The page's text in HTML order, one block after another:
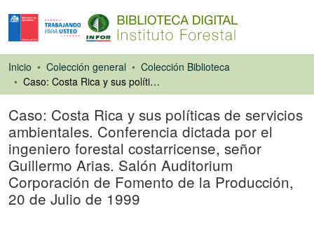
Inicio Colección general
Colección Biblioteca
Caso: Costa Rica y sus políticas de servicios ambientales. Conferencia dictada por el ingeniero forestal costarricense, señor Guillermo Arias. Salón Auditorium Corporación de Fomento de la Producción, 20 de Julio de 1999
Caso: Costa Rica y sus políticas de servicios
ambientales. Conferencia dictada por el
ingeniero forestal costarricense, señor
Guillermo Arias. Salón Auditorium
Corporación de Fomento de la Producción,
20 de Julio de 1999